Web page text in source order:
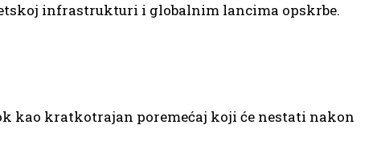
infrastrukturi i globalnim lancima opskrbe.
kao kratkotrajan poremećaj koji će nestati nakon